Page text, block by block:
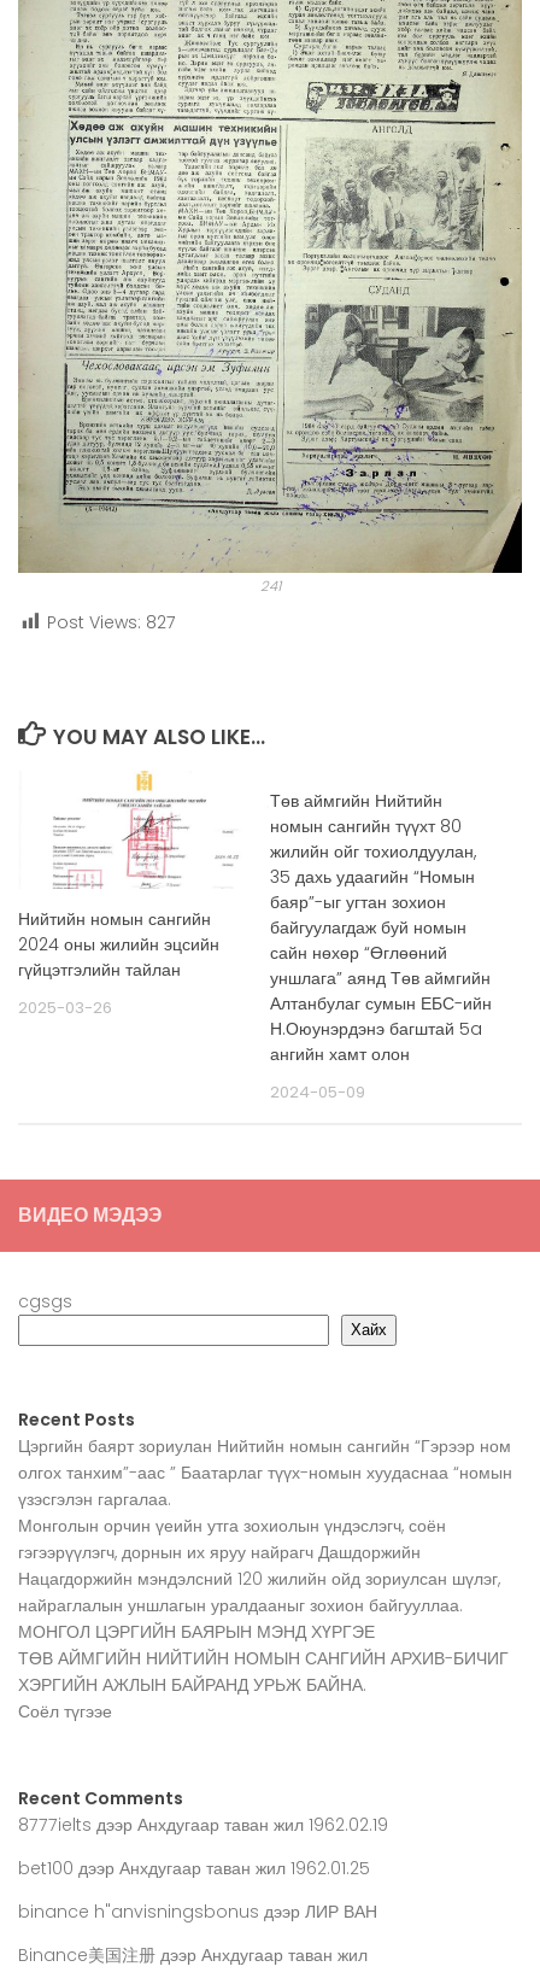
241
Post Views: 827
YOU MAY ALSO LIKE...
Нийтийн номын сангийн
2024 оны жилийн эцсийн
гүйцэтгэлийн тайлан
2025-03-26
Төв аймгийн Нийтийн
номын сангийн түүхт 80
жилийн ойг тохиолдуулан,
35 дахь удаагийн “Номын
баяр”-ыг угтан зохион
байгуулагдаж буй номын
сайн нөхөр “Өглөөний
уншлага” аянд Төв аймгийн
Алтанбулаг сумын ЕБС-ийн
Н.Оюунэрдэнэ багштай 5a
ангийн хамт олон
2024-05-09
ВИДЕО МЭДЭЭ
cgsgs
Хайх
Recent Posts
Цэргийн баярт зориулан Нийтийн номын сангийн “Гэрээр ном
олгох танхим”-аас ” Баатарлаг түүх-номын хуудаснаа “номын
үзэсгэлэн гаргалаа.
Монголын орчин үеийн утга зохиолын үндэслэгч, соён
гэгээрүүлэгч, дорнын их яруу найрагч Дашдоржийн
Нацагдоржийн мэндэлсний 120 жилийн ойд зориулсан шүлэг,
найраглалын уншлагын уралдааныг зохион байгууллаа.
МОНГОЛ ЦЭРГИЙН БАЯРЫН МЭНД ХҮРГЭЕ
ТӨВ АЙМГИЙН НИЙТИЙН НОМЫН САНГИЙН АРХИВ-БИЧИГ
ХЭРГИЙН АЖЛЫН БАЙРАНД УРЬЖ БАЙНА.
Соёл түгээе
Recent Comments
8777ielts дээр Анхдугаар таван жил 1962.02.19
bet100 дээр Анхдугаар таван жил 1962.01.25
binance h"anvisningsbonus дээр ЛИР ВАН
Binance美国注册 дээр Анхдугаар таван жил